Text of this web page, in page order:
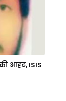
आहट, ISIS